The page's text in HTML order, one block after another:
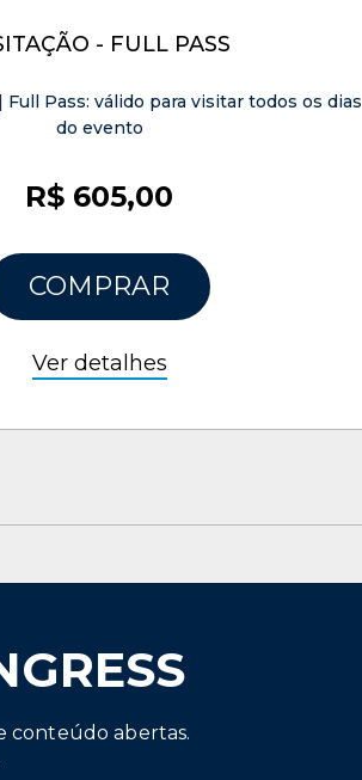
- FULL PASS
Full Pass: válido para visitar todos os dias
do evento
R$ 605,00
COMPRAR
Ver detalhes
conteúdo abertas.